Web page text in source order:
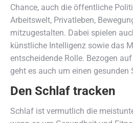
Chance, auch die öffentliche
Arbeitswelt, Privatleben,
mitzugestalten. Dabei spielen
künstliche Intelligenz sowie das
entscheidende Rolle. Bezogen
geht es auch um einen gesunden
Den Schlaf tracken
Schlaf ist vermutlich die